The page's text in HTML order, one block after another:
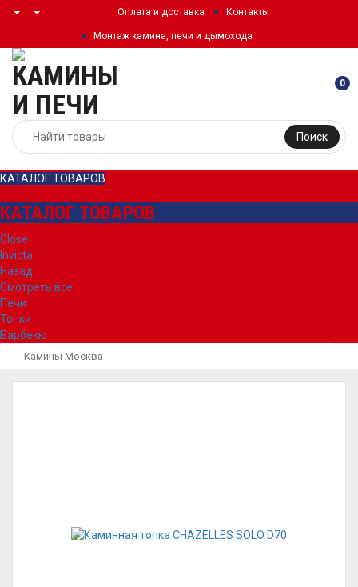
Оплата и доставка Контакты
Монтаж камина, печи и дымохода
Поиск
0
КАТАЛОГ ТОВАРОВ
КАТАЛОГ ТОВАРОВ
Close
Invicta
Назад
Смотреть все
Печи
Топки
Барбекю
Камины Москва